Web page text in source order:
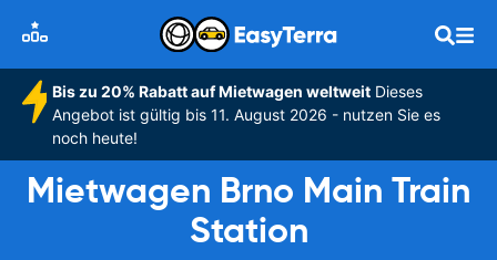
Bis zu 20% Rabatt auf Mietwagen weltweitDieses
Angebot ist gültig bis 11. August 2026 - nutzen Sie es
noch heute!
Mietwagen Brno Main Train
Station